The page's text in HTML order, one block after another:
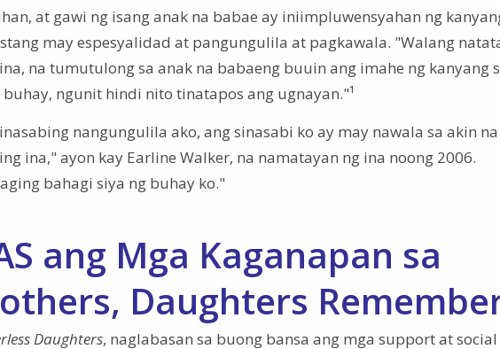
at gawi ng isang anak na babae ay iniimpluwensyahan ng
may espesyalidad at pangungulila at pagkawala. "Walang
na tumutulong sa anak na babaeng buuin ang imahe ng kanyang
ngunit hindi nito tinatapos ang ugnayan."¹
nangungulila ako, ang sinasabi ko ay may nawala sa akin na
ina," ayon kay Earline Walker, na namatayan ng ina noong 2006.
bahagi siya ng buhay ko."
ang Mga Kaganapan sa
Daughters
Daughters, naglabasan sa buong bansa ang mga support at